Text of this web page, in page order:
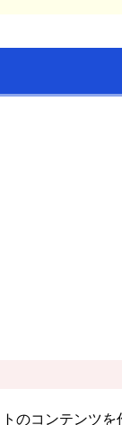
トのコンテン